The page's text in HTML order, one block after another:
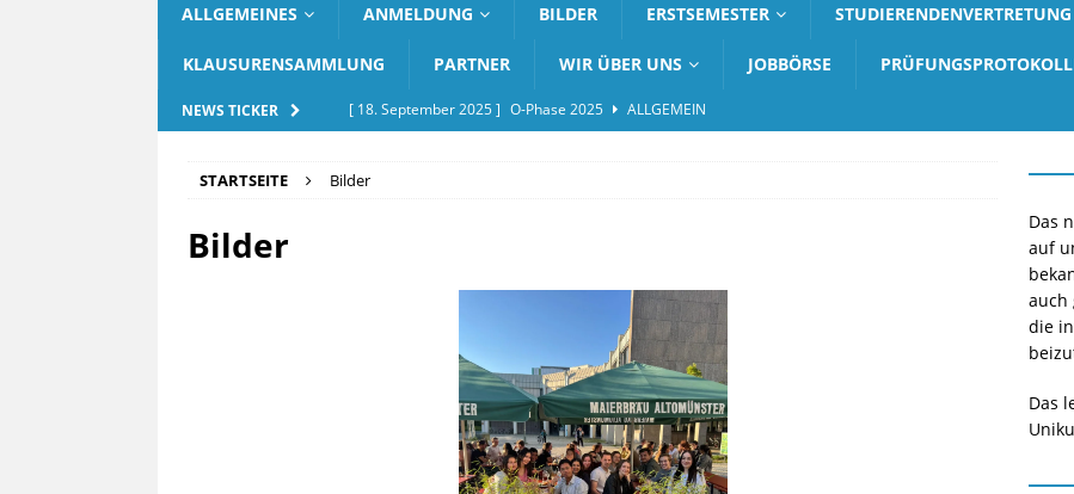
ALLGEMEINES ANMELDUNG BILDER ERSTSEMESTER STUDIERENDENVERTRETUNG
KLAUSURENSAMMLUNG PARTNER WIR ÜBER UNS JOBBÖRSE
NEWS TICKER [ 18. September 2025 ] O-Phase 2025
ALLGEMEIN
[ 20. September 2025 ]
STARTSEITE Bilder
Bilder
Das
auf
auch
die
Das